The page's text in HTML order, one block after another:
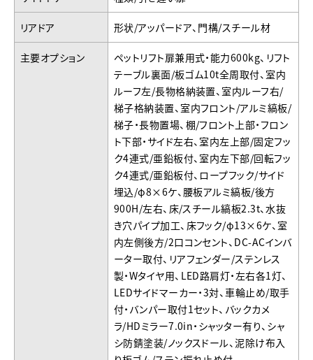
リアドア 形状/アッパードア、門構/スチール材
主要オプション
ペットリフト扉兼用式・能力600kg、リフト
テーブル裏面/板ゴム10t全周取付、室内
ルーフ左/長物格納装置、室内ルーフ右/
梯子格納装置、室内フロント/アルミ縞板/
梯子・長物置場、棚/フロント上部・フロン
ト下部・サイド左右、室内左上部/固定フッ
ク4連式/亜鉛板付、室内左下部/回転フッ
ク4連式/亜鉛板付、ロープフック/サイド
埋込/φ8×6ケ、腰板アルミ縞板/後方
900H/左右、床/スチール縞板2.3t、水抜
き穴パイプ加工、床フック/φ13×6ケ、室
内左側後方/2口コンセント、DC-ACインバ
ーター取付、リアフェンダー/ステンレス
製・Wタイヤ用、LED路肩灯・左右各1灯、
LEDサイドマーカー・3対、車輪止め/取手
付・バンパー取付1セット、バックカメ
ラ/HDミラー7.0in・シャッター有り、シャ
シ防錆塗装/ノックスドール、泥除け布入